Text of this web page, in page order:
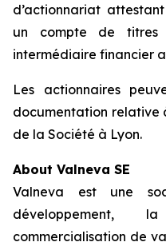
d’actionnariat
un compte de
intermédiaire financier
Les actionnaires
documentation relative
de la Société à Lyon.
About Valneva SE
Valneva est une
commercialisation de